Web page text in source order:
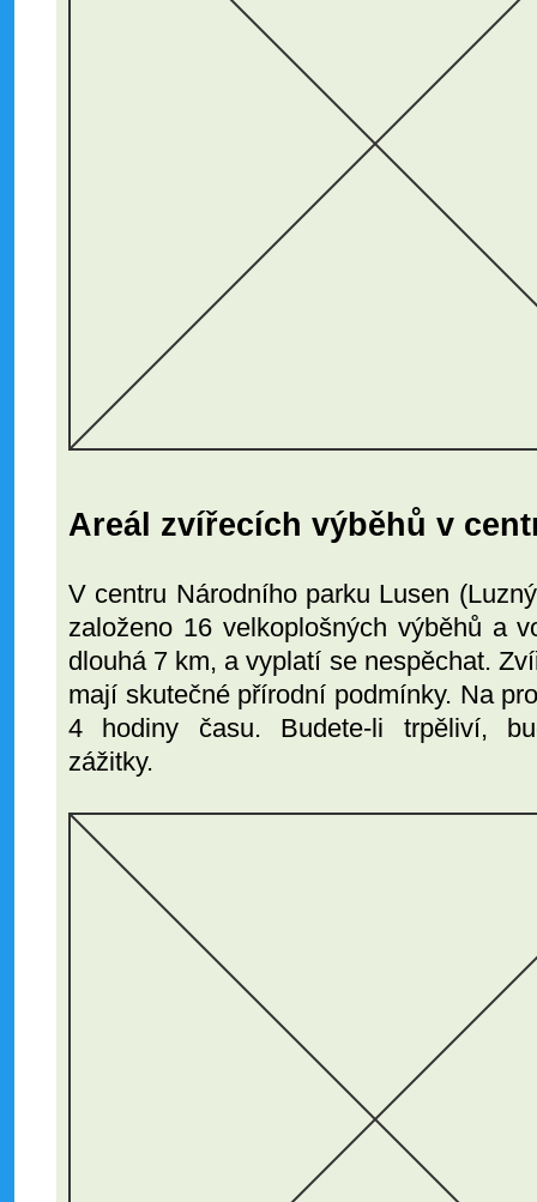
Areál zvířecích výběhů v
V centru Národního parku Lusen
založeno 16 velkoplošných výběhů a
dlouhá 7 km, a vyplatí se nespěchat.
mají skutečné přírodní podmínky. Na
4 hodiny času. Budete-li trpěliví,
zážitky.